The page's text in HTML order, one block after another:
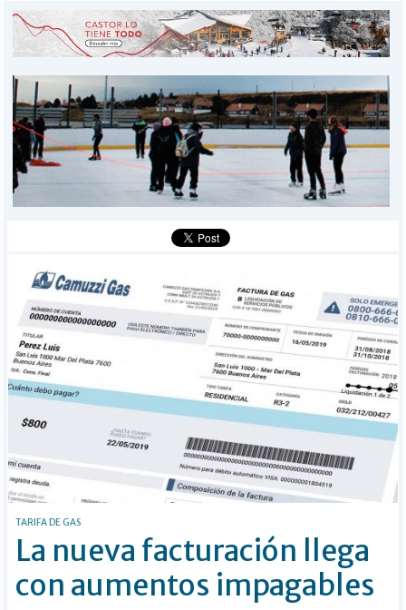
INICIO
PROVINCIALES
DEPORTES
POLICIALES
I-DIARIO
MÁS
BÚSQUEDA
TARIFA DE GAS
La nueva facturación llega
con aumentos impagables